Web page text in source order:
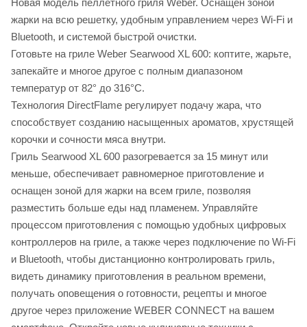
жарки на всю решетку, удобным управлением через Wi-Fi и
Bluetooth, и системой быстрой очистки.
Готовьте на гриле Weber Searwood XL 600: коптите, жарьте,
запекайте и многое другое с полным диапазоном
температур от 82° до 316°C.
Технология DirectFlame регулирует подачу жара, что
способствует созданию насыщенных ароматов, хрустящей
корочки и сочности мяса внутри.
Гриль Searwood XL 600 разогревается за 15 минут или
меньше, обеспечивает равномерное приготовление и
оснащен зоной для жарки на всем гриле, позволяя
разместить больше еды над пламенем. Управляйте
процессом приготовления с помощью удобных цифровых
контроллеров на гриле, а также через подключение по Wi-Fi
и Bluetooth, чтобы дистанционно контролировать гриль,
видеть динамику приготовления в реальном времени,
получать оповещения о готовности, рецепты и многое
другое через приложение WEBER CONNECT на вашем